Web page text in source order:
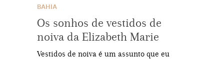
BAHIA
Os sonhos de vestidos de
noiva da Elizabeth Marie
Vestidos de noiva é um assunto que eu